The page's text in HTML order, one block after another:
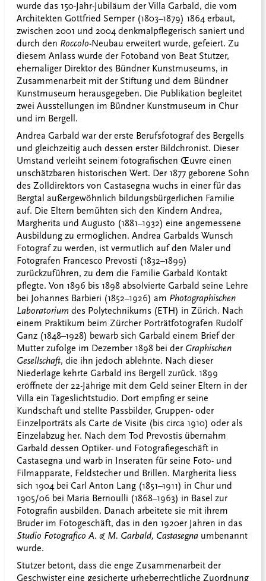
wurde das 150-Jahr-Jubiläum der Villa Garbald, die vom
Architekten Gottfried Semper (1803–1879) 1864 erbaut,
zwischen 2001 und 2004 denkmalpflegerisch saniert und
durch den Roccolo-Neubau erweitert wurde, gefeiert. Zu
diesem Anlass wurde der Fotoband von Beat Stutzer,
ehemaliger Direktor des Bündner Kunstmuseums, in
Zusammenarbeit mit der Stiftung und dem Bündner
Kunstmuseum herausgegeben. Die Publikation begleitet
zwei Ausstellungen im Bündner Kunstmuseum in Chur
und im Bergell.
Andrea Garbald war der erste Berufsfotograf des Bergells
und gleichzeitig auch dessen erster Bildchronist. Dieser
Umstand verleiht seinem fotografischen Œuvre einen
unschätzbaren historischen Wert. Der 1877 geborene Sohn
des Zolldirektors von Castasegna wuchs in einer für das
Bergtal außergewöhnlich bildungsbürgerlichen Familie
auf. Die Eltern bemühten sich den Kindern Andrea,
Margherita und Augusto (1881–1932) eine angemessene
Ausbildung zu ermöglichen. Andrea Garbalds Wunsch
Fotograf zu werden, ist vermutlich auf den Maler und
Fotografen Francesco Prevosti (1832–1899)
zurückzuführen, zu dem die Familie Garbald Kontakt
pflegte. Von 1896 bis 1898 absolvierte Garbald seine Lehre
bei Johannes Barbieri (1852–1926) am Photographischen
Laboratorium des Polytechnikums (ETH) in Zürich. Nach
einem Praktikum beim Zürcher Porträtfotografen Rudolf
Ganz (1848–1928) bewarb sich Garbald einem Brief der
Mutter zufolge im Dezember 1898 bei der Graphischen
Gesellschaft, die ihn jedoch ablehnte. Nach dieser
Niederlage kehrte Garbald ins Bergell zurück. 1899
eröffnete der 22-Jährige mit dem Geld seiner Eltern in der
Villa ein Tageslichtstudio. Dort empfing er seine
Kundschaft und stellte Passbilder, Gruppen- oder
Einzelporträts als Carte de Visite (bis circa 1910) oder als
Einzelabzug her. Nach dem Tod Prevostis übernahm
Garbald dessen Optiker- und Fotografiegeschäft in
Castasegna und warb in Inseraten für seine Foto- und
Filmapparate, Feldstecher und Brillen. Margherita liess
sich 1904 bei Carl Anton Lang (1851–1911) in Chur und
1905/06 bei Maria Bernoulli (1868–1963) in Basel zur
Fotografin ausbilden. Danach arbeitete sie mit ihrem
Bruder im Fotogeschäft, das in den 1920er Jahren in das
Studio Fotografico A. & M. Garbald, Castasegna umbenannt
wurde.
Stutzer betont, dass die enge Zusammenarbeit der
Geschwister eine gesicherte urheberrechtliche Zuordnung